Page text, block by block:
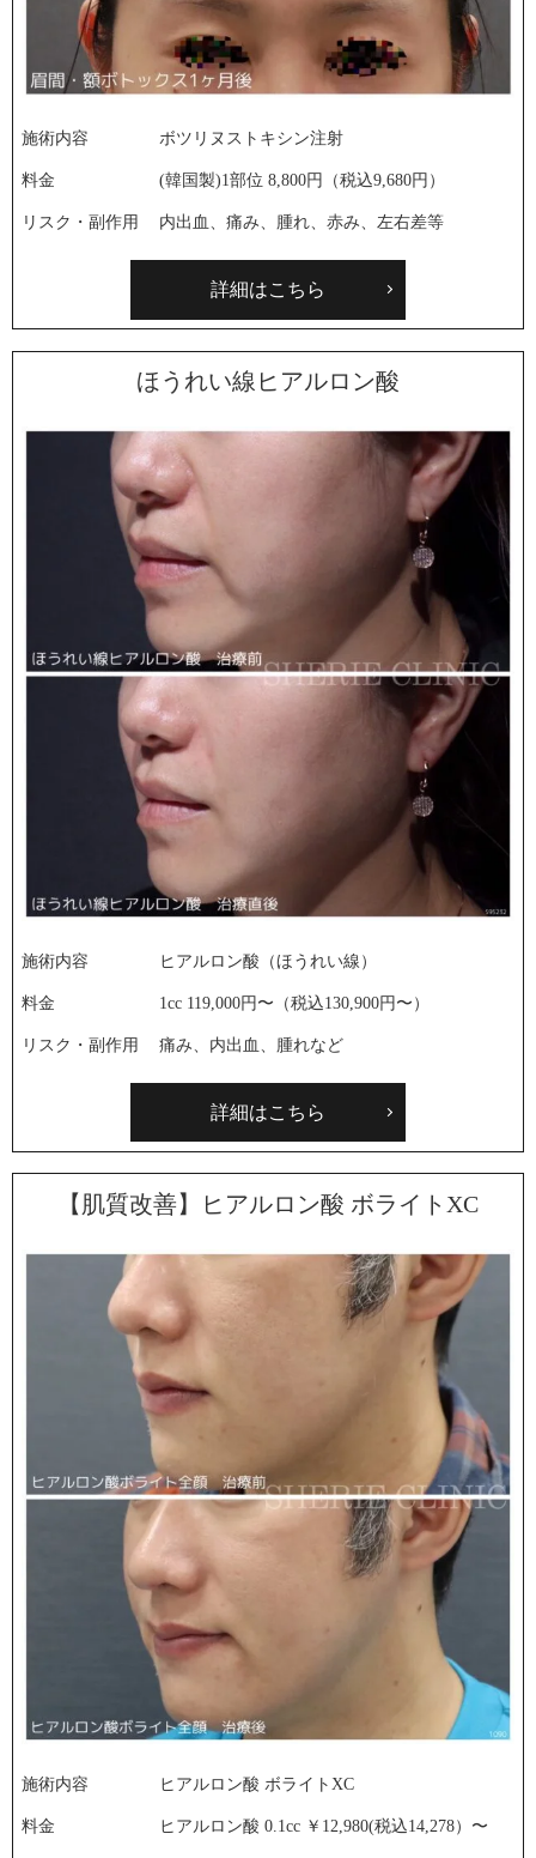
施術内容 ボツリヌストキシン注射
料金 (韓国製)1部位 8,800円（税込9,680円）
リスク・副作用 内出血、痛み、腫れ、赤み、左右差等
詳細はこちら
ほうれい線ヒアルロン酸
施術内容 ヒアルロン酸（ほうれい線）
料金 1cc 119,000円〜（税込130,900円〜） ⁡
リスク・副作用 痛み、内出血、腫れなど
詳細はこちら
【肌質改善】ヒアルロン酸 ボライトXC
施術内容 ヒアルロン酸 ボライトXC
料金 ヒアルロン酸 0.1cc ￥12,980(税込14,278）〜